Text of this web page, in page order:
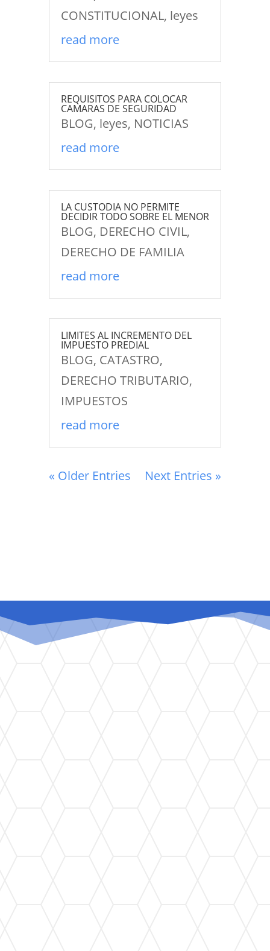
CONSTITUCIONAL, leyes
read more
REQUISITOS PARA COLOCAR
CAMARAS DE SEGURIDAD
BLOG, leyes, NOTICIAS
read more
LA CUSTODIA NO PERMITE
DECIDIR TODO SOBRE EL MENOR
BLOG, DERECHO CIVIL,
DERECHO DE FAMILIA
read more
LIMITES AL INCREMENTO DEL
IMPUESTO PREDIAL
BLOG, CATASTRO,
DERECHO TRIBUTARIO,
IMPUESTOS
read more
« Older Entries Next Entries »